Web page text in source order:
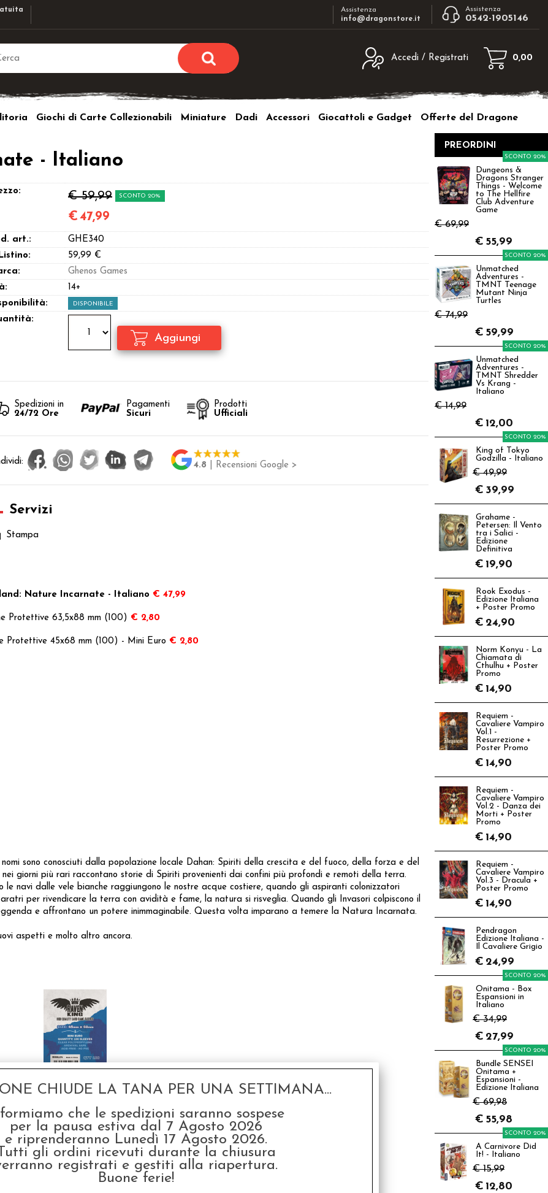
Assistenza
info@dragonstore.it
Assistenza
0542-1905146
Accedi / Registrati
utente e la password e poi clicca sul
Password:
sito clicca sul pulsante "Registrati"
0,00
Giochi di Carte Collezionabili Miniature Dadi Accessori Giocattoli e Gadget Offerte del Dragone
- Italiano
€ 59,99 SCONTO 20%
€47,99
art.:
GHE340
59,99 €
Ghenos Games
14+
DISPONIBILE
Spedizioni in
24/72 Ore
Pagamenti
Sicuri
Prodotti
Ufficiali
4.8 | Recensioni Google >
Servizi
Stampa
Nature Incarnate - Italiano € 47,99
Protettive 63,5x88 mm (100) € 2,80
Protettive 45x68 mm (100) - Mini Euro € 2,80
sono conosciuti dalla popolazione locale Dahan: Spiriti della crescita e del fuoco, della forza e del
giorni più rari raccontano storie di Spiriti provenienti dai confini più profondi e remoti della terra.
navi dalle vele bianche raggiungono le nostre acque costiere, quando gli aspiranti colonizzatori
per rivendicare la terra con avidità e fame, la natura si risveglia. Quando gli Invasori colpiscono il
e affrontano un potere inimmaginabile. Questa volta imparano a temere la Natura Incarnata.
aspetti e molto altro ancora.
Raven King Sleeves -
Bustine Protettive
Euro
€ 2,80
PREORDINI
Dungeons &
Dragons Stranger
Things - Welcome
to The Hellfire
Club Adventure
Game
€ 69,99
SCONTO 20%
€ 55,99
Unmatched
Adventures -
TMNT Teenage
Mutant Ninja
Turtles
€ 74,99
SCONTO 20%
€ 59,99
Unmatched
Adventures -
TMNT Shredder
Vs Krang -
Italiano
€ 14,99
SCONTO 20%
€ 12,00
King of Tokyo
Godzilla - Italiano
€ 49,99
SCONTO 20%
€ 39,99
Grahame -
Petersen: Il Vento
tra i Salici -
Edizione
Definitiva
€ 19,90
Rook Exodus -
Edizione Italiana
+ Poster Promo
€ 24,90
Norm Konyu - La
Chiamata di
Cthulhu + Poster
Promo
€ 14,90
Requiem -
Cavaliere Vampiro
Vol.1 -
Resurrezione +
Poster Promo
€ 14,90
Requiem -
Cavaliere Vampiro
Vol.2 - Danza dei
Morti + Poster
Promo
€ 14,90
Requiem -
Cavaliere Vampiro
Vol.3 - Dracula +
Poster Promo
€ 14,90
Pendragon
Edizione Italiana -
Il Cavaliere Grigio
€ 24,99
Onitama - Box
Espansioni in
Italiano
€ 34,99
SCONTO 20%
€ 27,99
Bundle SENSEI
Onitama +
Espansioni -
Edizione Italiana
€ 69,98
SCONTO 20%
€ 55,98
A Carnivore Did
It! - Italiano
€ 15,99
SCONTO 20%
€ 12,80
CHIUDE LA TANA PER UNA SETTIMANA...
che le spedizioni saranno sospese
per la pausa estiva dal 7 Agosto 2026
e riprenderanno Lunedì 17 Agosto 2026.
Tutti gli ordini ricevuti durante la chiusura
registrati e gestiti alla riapertura.
Buone ferie!